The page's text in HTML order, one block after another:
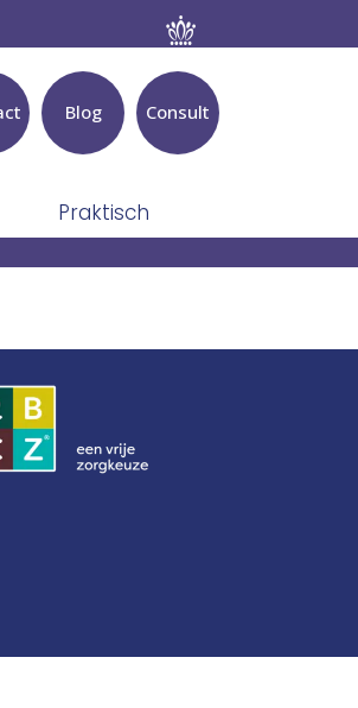
Consult
Blog
Praktisch